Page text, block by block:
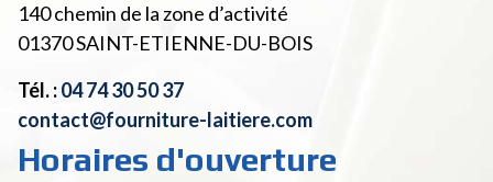
140 chemin de la zone d’activité
01370SAINT-ETIENNE-DU-BOIS
Tél. :04 74 30 50 37
contact@fourniture-laitiere.com
Horaires d'ouverture